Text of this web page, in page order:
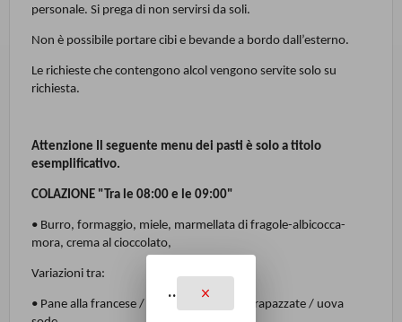
personale. Si prega di non servirsi da soli.
Non è possibile portare cibi e bevande a bordo dall’esterno.
Le richieste che contengono alcol vengono servite solo su
richiesta.
Attenzione Il seguente menu dei pasti è solo a titolo
esemplificativo.
COLAZIONE "Tra le 08:00 e le 09:00"
• Burro, formaggio, miele, marmellata di fragole-albicocca-
mora, crema al cioccolato,
Variazioni tra:
• Pane alla francese / uova fritte / uova strapazzate / uova
..